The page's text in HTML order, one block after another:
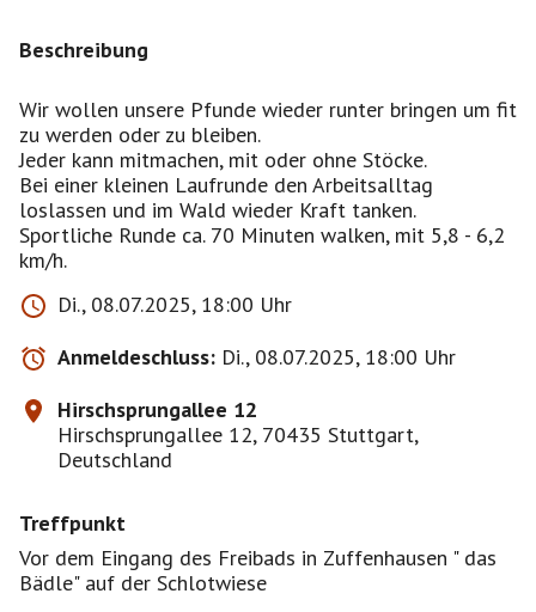
Beschreibung
Wir wollen unsere Pfunde wieder runter bringen um fit
zu werden oder zu bleiben.
Jeder kann mitmachen, mit oder ohne Stöcke.
Bei einer kleinen Laufrunde den Arbeitsalltag
loslassen und im Wald wieder Kraft tanken.
Sportliche Runde ca. 70 Minuten walken, mit 5,8 - 6,2
km/h.
Di., 08.07.2025, 18:00 Uhr
Anmeldeschluss: Di., 08.07.2025, 18:00 Uhr
Hirschsprungallee 12
Hirschsprungallee 12, 70435 Stuttgart,
Deutschland
Treffpunkt
Vor dem Eingang des Freibads in Zuffenhausen " das
Bädle" auf der Schlotwiese